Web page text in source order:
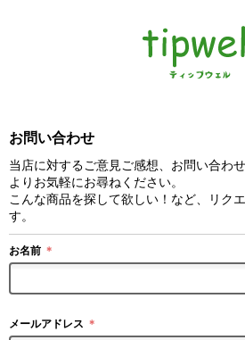
お問い合わせ
当店に対するご意見ご感想、お問い合わ
よりお気軽にお尋ねください。
こんな商品を探して欲しい！など、リク
す。
お名前 ＊
メールアドレス ＊